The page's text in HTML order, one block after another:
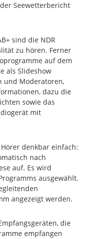
Seewetterbericht
sind die NDR
zu hören. Ferner
auf dem
als Slideshow
und Moderatoren,
dazu die
sowie das
mit
denkbar einfach:
nach
auf. Es wird
ausgewählt.
angezeigt werden.
die
empfangen